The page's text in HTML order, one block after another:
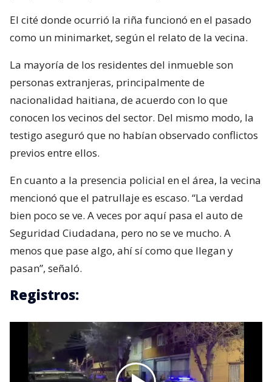
El cité donde ocurrió la riña funcionó en el pasado
como un minimarket, según el relato de la vecina.
La mayoría de los residentes del inmueble son
personas extranjeras, principalmente de
nacionalidad haitiana, de acuerdo con lo que
conocen los vecinos del sector. Del mismo modo, la
testigo aseguró que no habían observado conflictos
previos entre ellos.
En cuanto a la presencia policial en el área, la vecina
mencionó que el patrullaje es escaso. “La verdad
bien poco se ve. A veces por aquí pasa el auto de
Seguridad Ciudadana, pero no se ve mucho. A
menos que pase algo, ahí sí como que llegan y
pasan”, señaló.
Registros: